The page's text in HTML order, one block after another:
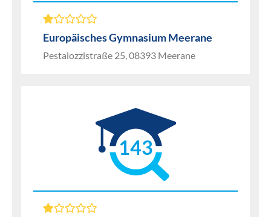
Europäisches Gymnasium Meerane
Pestalozzistraße 25, 08393 Meerane
143